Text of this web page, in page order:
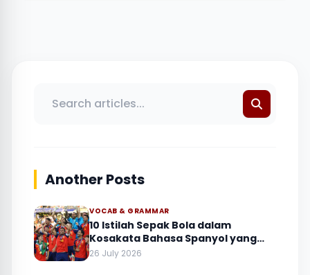
Another Posts
VOCAB & GRAMMAR
10 Istilah Sepak Bola dalam
Kosakata Bahasa Spanyol yang
Sering Muncul
26 July 2026